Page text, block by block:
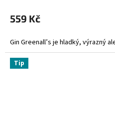
559 Kč
Gin Greenall’s je hladký, výrazný
Tip